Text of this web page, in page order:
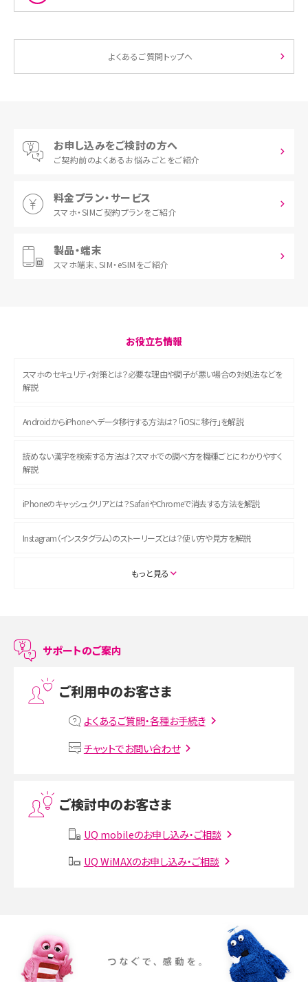
よくあるご質問トップへ
お申し込みをご検討の方へ
ご契約前のよくあるお悩みごとをご紹介
料金プラン・サービス
スマホ・SIMご契約プランをご紹介
製品・端末
スマホ端末、 SIM・eSIMをご紹介
お役立ち情報
スマホのセキュリティ対策とは？必要な理由や調子が悪い場合の対処法などを
解説
AndroidからiPhoneへデータ移行する方法は？「iOSに移行」を解説
読めない漢字を検索する方法は？スマホでの調べ方を機種ごとにわかりやすく
解説
iPhoneのキャッシュクリアとは？SafariやChromeで消去する方法を解説
Instagram（インスタグラム）のストーリーズとは？使い方や見方を解説
ASMRとは？初心者向けの代表ジャンルや楽しみ方を解説
LINEで友だちを削除する方法は？方法ごとの影響や復活・復元する方法も解説
プリペイドSIMとは？種類やメリット・デメリット、利用までの流れを解説
VPN接続とは？仕組みや必要性、メリット・デメリット、接続方法を解説
Instagram（インスタグラム）でスクショするとバレる？バレるケースや撮り方も解
SMSとは？料金やできること、注意点や届かない時の対処法を解説
iPhone 16eとiPhone SE（第3世代）の違いは？サイズやスペックを比較して解説
iPhone 16eとiPhone 14を徹底比較！スペック・機能の違いをわかりやすく紹介
もっと見る
サポートのご案内
ご利用中のお客さま
よくあるご質問・各種お手続き
チャットでお問い合わせ
ご検討中のお客さま
UQ mobileのお申し込み・ご相談
UQ WiMAXのお申し込み・ご相談